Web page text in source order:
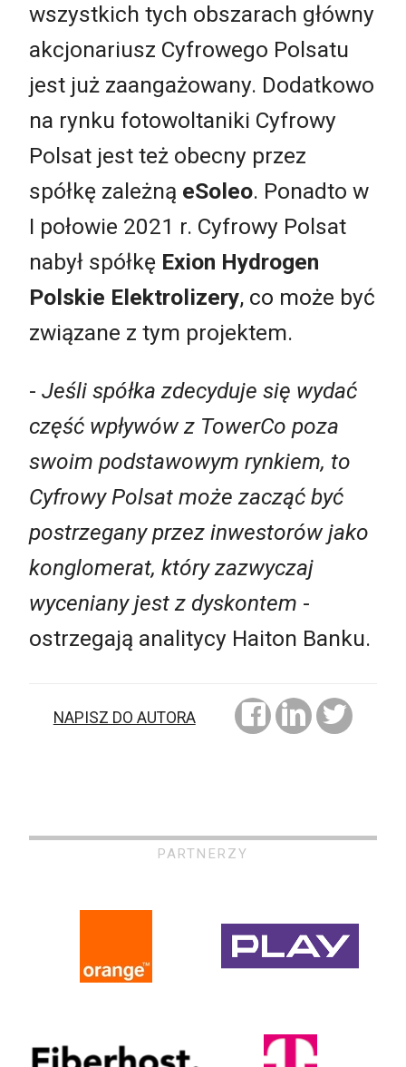
wszystkich tych obszarach główny
akcjonariusz Cyfrowego Polsatu
jest już zaangażowany. Dodatkowo
na rynku fotowoltaniki Cyfrowy
Polsat jest też obecny przez
spółkę zależną eSoleo. Ponadto w
I połowie 2021 r. Cyfrowy Polsat
nabył spółkę Exion Hydrogen
Polskie Elektrolizery, co może być
związane z tym projektem.
- Jeśli spółka zdecyduje się wydać
część wpływów z TowerCo poza
swoim podstawowym rynkiem, to
Cyfrowy Polsat może zacząć być
postrzegany przez inwestorów jako
konglomerat, który zazwyczaj
wyceniany jest z dyskontem -
ostrzegają analitycy Haiton Banku.
NAPISZ DO AUTORA
PARTNERZY